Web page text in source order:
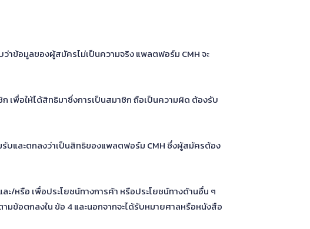
าข้อมูลของผู้สมัครไม่เป็นความจริง แพลตฟอร์ม CMH จะ
เพื่อให้ได้สิทธิมาซึ่งการเป็นสมาชิก ถือเป็นความผิด ต้องรับ
และตกลงว่าเป็นสิทธิของแพลตฟอร์ม CMH ซึ่งผู้สมัครต้อง
/หรือ เพื่อประโยชน์ทางการค้า หรือประโยชน์ทางด้านอื่น ๆ
ข้อตกลงใน ข้อ 4 และนอกจากจะได้รับหมายศาลหรือหนังสือ